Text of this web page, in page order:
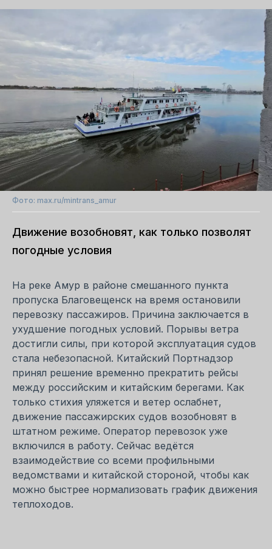
Фото: max.ru/mintrans_amur
Движение возобновят, как только позволят
погодные условия
На реке Амур в районе смешанного пункта
пропуска Благовещенск на время остановили
перевозку пассажиров. Причина заключается в
ухудшение погодных условий. Порывы ветра
достигли силы, при которой эксплуатация судов
стала небезопасной. Китайский Портнадзор
принял решение временно прекратить рейсы
между российским и китайским берегами. Как
только стихия уляжется и ветер ослабнет,
движение пассажирских судов возобновят в
штатном режиме. Оператор перевозок уже
включился в работу. Сейчас ведётся
взаимодействие со всеми профильными
ведомствами и китайской стороной, чтобы как
можно быстрее нормализовать график движения
теплоходов.